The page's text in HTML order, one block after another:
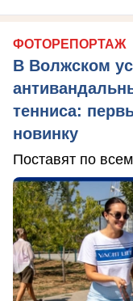
ФОТОРЕПОРТАЖ
В Волжском
тенниса:
новинку
Поставят по